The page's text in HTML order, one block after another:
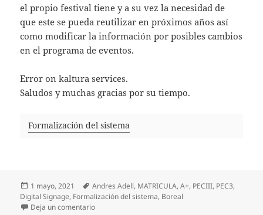
el propio festival tiene y a su vez la necesidad de
que este se pueda reutilizar en próximos años así
como modificar la información por posibles cambios
en el programa de eventos.
Error on kaltura services.
Saludos y muchas gracias por su tiempo.
Formalización del sistema
Publicado
el
1 mayo, 2021 Etiquetas
Andres Adell, MATRICULA,A+, PECIII, PEC3,
Digital Signage, Formalización del sistema, Boreal
Deja un comentarioen Boreal: Presentación video PEC 3